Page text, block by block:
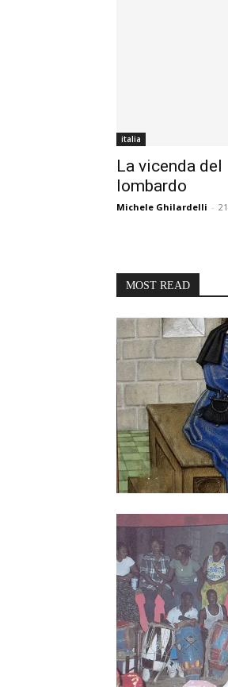
italia
La vicenda del
lombardo
Michele Ghilardelli -
MOST READ